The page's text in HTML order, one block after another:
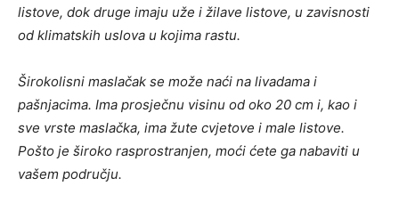
listove, dok druge imaju uže i žilave listove, u zavisnosti
od klimatskih uslova u kojima rastu.
Širokolisni maslačak se može naći na livadama i
pašnjacima. Ima prosječnu visinu od oko 20 cm i, kao i
sve vrste maslačka, ima žute cvjetove i male listove.
Pošto je široko rasprostranjen, moći ćete ga nabaviti u
vašem području.